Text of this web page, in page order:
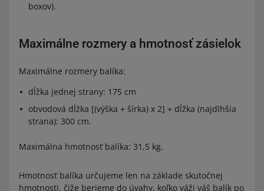
boxov).
Maximálne rozmery a hmotnosť zásielok
Maximálne rozmery balíka:
dĺžka jednej strany: 175 cm
obvodová dĺžka [(výška + šírka) x 2] + dĺžka (najdlhšia
strana): 300 cm.
Maximálna hmotnosť balíka: 31,5 kg.
Hmotnosť balíka určujeme len na základe skutočnej
hmotnosti, čiže berieme do úvahy, koľko váži váš balík po